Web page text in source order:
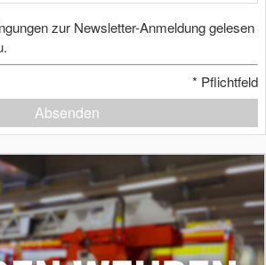
zur Newsletter-Anmeldung gelesen
* Pflichtfeld
Absenden